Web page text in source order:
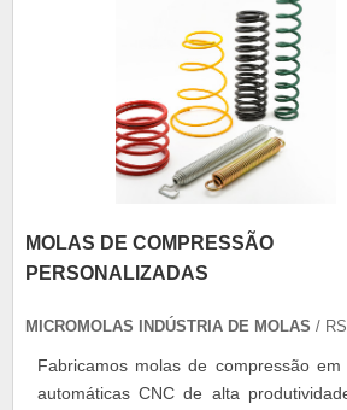
MOLAS DE COMPRESSÃO
PERSONALIZADAS
MICROMOLAS INDÚSTRIA DE MOLAS / RS
Fabricamos molas de compressão em
automáticas CNC de alta